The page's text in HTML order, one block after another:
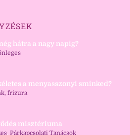
hátra a nagy napig?
a menyasszonyi sminked?
frizura
misztériuma
,Párkapcsolati Tanácsok